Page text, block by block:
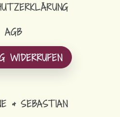
AGB
WIDERRUFEN
& SEBASTIAN